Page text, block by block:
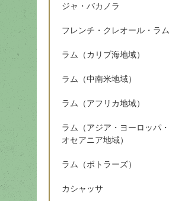
ジャ・バカノラ
フレンチ・クレオール・ラム
ラム（カリブ海地域）
ラム（中南米地域）
ラム（アフリカ地域）
ラム（アジア・ヨーロッパ・
オセアニア地域）
ラム（ボトラーズ）
カシャッサ